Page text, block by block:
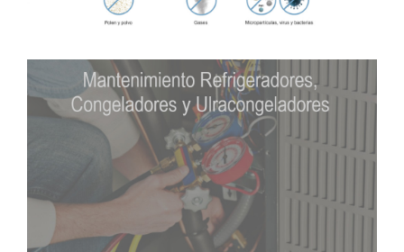
Calificación
Filtros HEPA